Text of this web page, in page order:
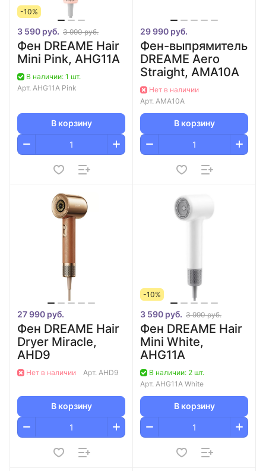
-10%
3 590 руб. 3 990 руб.
Фен DREAME Hair
Mini Pink, AHG11A
В наличии: 1 шт.
Арт. AHG11A Pink
В корзину
29 990 руб.
Фен-выпрямитель
DREAME Aero
Straight, AMA10A
Нет в наличии
Арт. AMA10A
В корзину
27 990 руб.
Фен DREAME Hair
Dryer Miracle,
AHD9
Нет в наличии Арт. AHD9
В корзину
-10%
3 590 руб. 3 990 руб.
Фен DREAME Hair
Mini White,
AHG11A
В наличии: 2 шт.
Арт. AHG11A White
В корзину